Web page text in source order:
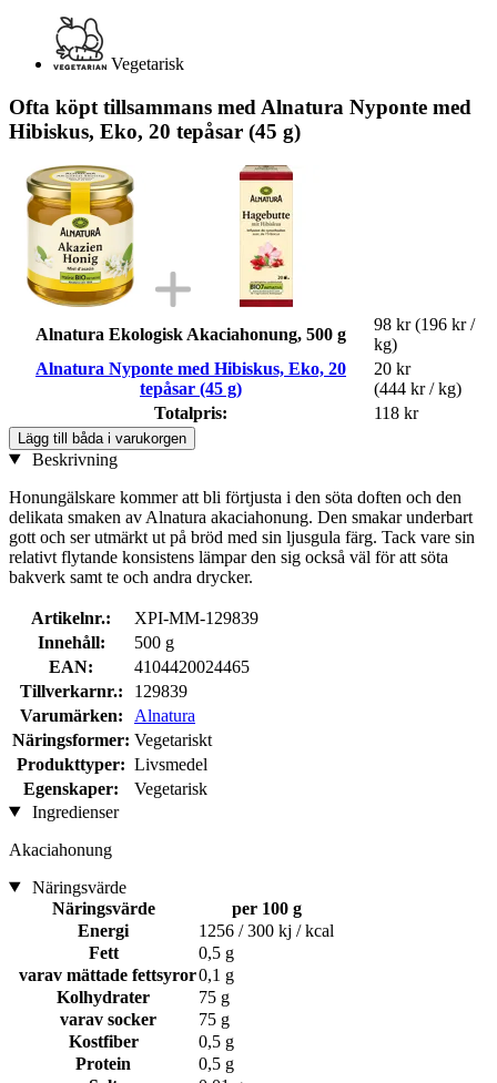
Vegetarisk
Ofta köpt tillsammans med Alnatura Nyponte med
Hibiskus, Eko, 20 tepåsar (45 g)
Alnatura Ekologisk Akaciahonung, 500 g
98 kr (196 kr /
kg)
Alnatura Nyponte med Hibiskus, Eko, 20
tepåsar (45 g)
20 kr
(444 kr / kg)
Totalpris:
118 kr
Lägg till båda i varukorgen
Beskrivning
Honungälskare kommer att bli förtjusta i den söta doften och den
delikata smaken av Alnatura akaciahonung. Den smakar underbart
gott och ser utmärkt ut på bröd med sin ljusgula färg. Tack vare sin
relativt flytande konsistens lämpar den sig också väl för att söta
bakverk samt te och andra drycker.
Artikelnr.:
XPI-MM-129839
Innehåll:
500 g
EAN:
4104420024465
Tillverkarnr.:
129839
Varumärken:
Alnatura
Näringsformer: Vegetariskt
Produkttyper: Livsmedel
Egenskaper:
Vegetarisk
Ingredienser
Akaciahonung
Näringsvärde
Näringsvärde
per 100 g
Energi
1256 / 300 kj / kcal
Fett
0,5 g
varav mättade fettsyror0,1 g
Kolhydrater
75 g
varav socker
75 g
Kostfiber
0,5 g
Protein
0,5 g